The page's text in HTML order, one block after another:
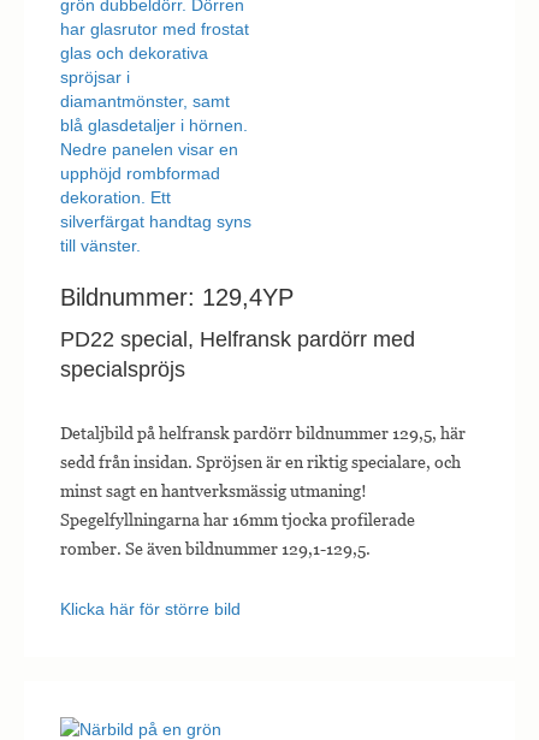
Bildnummer: 129,4YP
PD22 special, Helfransk pardörr med
specialspröjs
Detaljbild på helfransk pardörr bildnummer 129,5, här
sedd från insidan. Spröjsen är en riktig specialare, och
minst sagt en hantverksmässig utmaning!
Spegelfyllningarna har 16mm tjocka profilerade
romber. Se även bildnummer 129,1-129,5.
Klicka här för större bild